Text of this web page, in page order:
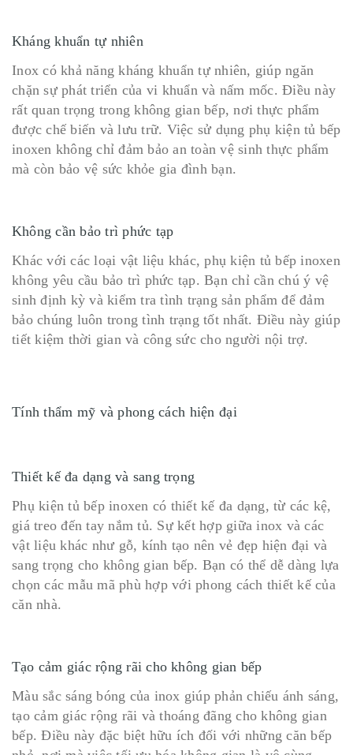
Kháng khuẩn tự nhiên
Inox có khả năng kháng khuẩn tự nhiên, giúp ngăn
chặn sự phát triển của vi khuẩn và nấm mốc. Điều này
rất quan trọng trong không gian bếp, nơi thực phẩm
được chế biến và lưu trữ. Việc sử dụng phụ kiện tủ bếp
inoxen không chỉ đảm bảo an toàn vệ sinh thực phẩm
mà còn bảo vệ sức khỏe gia đình bạn.
Không cần bảo trì phức tạp
Khác với các loại vật liệu khác, phụ kiện tủ bếp inoxen
không yêu cầu bảo trì phức tạp. Bạn chỉ cần chú ý vệ
sinh định kỳ và kiểm tra tình trạng sản phẩm để đảm
bảo chúng luôn trong tình trạng tốt nhất. Điều này giúp
tiết kiệm thời gian và công sức cho người nội trợ.
Tính thẩm mỹ và phong cách hiện đại
Thiết kế đa dạng và sang trọng
Phụ kiện tủ bếp inoxen có thiết kế đa dạng, từ các kệ,
giá treo đến tay nắm tủ. Sự kết hợp giữa inox và các
vật liệu khác như gỗ, kính tạo nên vẻ đẹp hiện đại và
sang trọng cho không gian bếp. Bạn có thể dễ dàng lựa
chọn các mẫu mã phù hợp với phong cách thiết kế của
căn nhà.
Tạo cảm giác rộng rãi cho không gian bếp
Màu sắc sáng bóng của inox giúp phản chiếu ánh sáng,
tạo cảm giác rộng rãi và thoáng đãng cho không gian
bếp. Điều này đặc biệt hữu ích đối với những căn bếp